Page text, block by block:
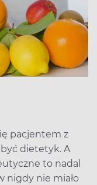
pacjentem z
dietetyk. A
to nadal
nigdy nie miało